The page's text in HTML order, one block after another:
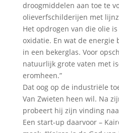
droogmiddelen aan toe te
olieverfschilderijen met
Het opdrogen van die olie
oxidatie. En wat de energie
in een bekerglas. Voor
natuurlijk grote vaten met
eromheen.”
Dat oog op de industriële
Van Zwieten heen wil. Na
probeert hij zijn vinding
Een start-up daarvoor –